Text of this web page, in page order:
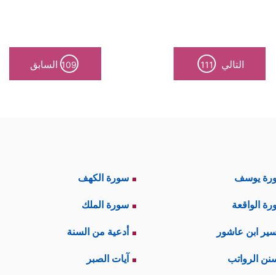
التالي 111
109 السابق
يوسف سورة الكهف
الواقعة سورة الملك
ابن عاشور أدعية من السنة
الرواتب آيات الصبر